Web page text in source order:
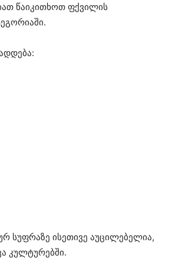
წაიკითხოთ ფქვილის
სუფრაზე ისეთივე აუცილებელია,
კულტურებში.